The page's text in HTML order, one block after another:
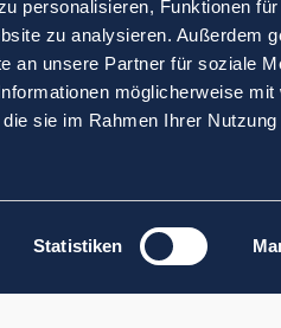
personalisieren, Funktionen
zu analysieren. Außerdem
an unsere Partner für soziale
möglicherweise mit
sie im Rahmen Ihrer
Statistiken